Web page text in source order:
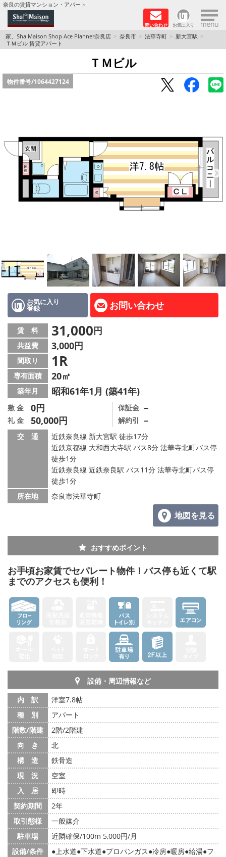
奈良の賃貸マンション・アパート
問い合わせ お気に入り ×
TOPページ
店長のおすすめ物件
市)
積水ハウス Sha Maison 特集 (奈良南部)
路線·駅から探す
AcePlanner公式ライン
スタッフ紹介
リフォーム のことなら！
オーナー様へ
住宅型有料老人 Ｆｌｅｕｒａｇｅ
店舗情報·アクセス
会社概要
メールでお問い合わせ
家、Sha Maison Shop Ace Planner奈良店 奈良市 法華寺町
新大宮駅
ＴＭビル 賃貸アパート
ＴＭビル
物件番号/1064427124
お気に入り
登録 お問い合わせ
賃 料 31,000円
共益費 3,000円
間取り 1R
専有面積 20㎡
築年月 昭和61年1月 (築41年)
敷 金 0円
礼 金 50,000円
保証金 －
解約引 －
交 通
近鉄奈良線 新大宮駅 徒歩17分
近鉄京都線 大和西大寺駅 バス8分 法華寺北町バス停
徒歩1分
近鉄奈良線 近鉄奈良駅 バス11分 法華寺北町バス停
徒歩1分
所在地
奈良市法華寺町
地図を見る
おすすめポイント
お手頃お家賃でセパレート物件！バス停も近くて駅
までのアクセスも便利！
設備・周辺情報など
内 訳
洋室7.8帖
種 別
アパート
階数/階建
2階/2階建
向 き
北
構 造
鉄骨造
現 況
空室
入 居
即時
契約期間
2年
取引態様
一般媒介
駐車場
近隣確保/100m 5,000円/月
設備/条件
上水道 下水道 プロパンガス 冷房 暖房 給湯 フ